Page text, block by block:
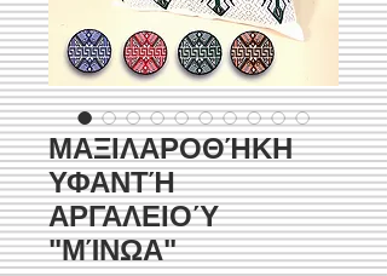
ΜΑΞΙΛΑΡΟΘΉΚΗ
ΥΦΑΝΤΉ
ΑΡΓΑΛΕΙΟΎ
"ΜΊΝΩΑ"